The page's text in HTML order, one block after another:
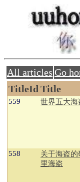
All articles Go
TitleId Title
559 世界五大海
558
关于海盗的
里海盗